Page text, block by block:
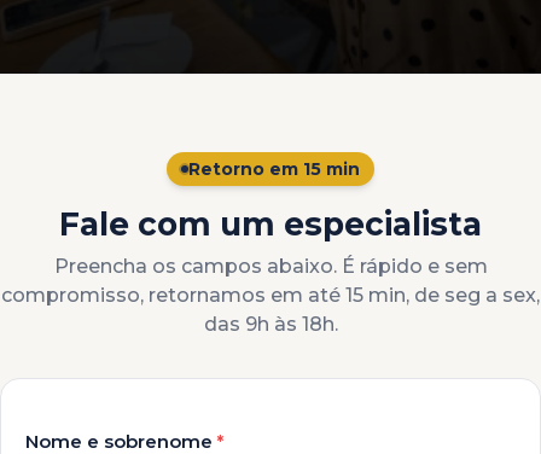
Retorno em 15 min
Fale com um especialista
Preencha os campos abaixo. É rápido e sem
compromisso, retornamos em até 15 min, de seg a sex,
das 9h às 18h.
Nome e sobrenome *